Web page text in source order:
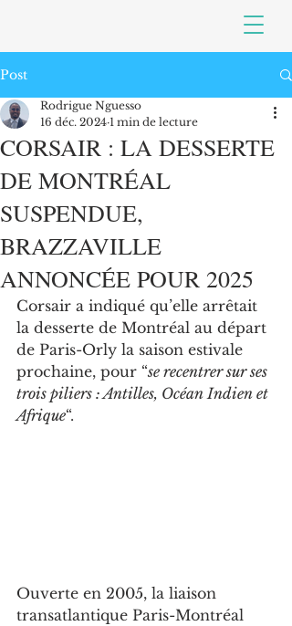
Post
CORSAIR : LA DESSERTE
DE MONTRÉAL
SUSPENDUE,
BRAZZAVILLE
ANNONCÉE POUR 2025
Rodrigue Nguesso
16 déc. 2024 1 min de lecture
Corsair a indiqué qu’elle arrêtait
la desserte de Montréal au départ
de Paris-Orly la saison estivale
prochaine, pour “se recentrer sur ses
trois piliers : Antilles, Océan Indien et
Afrique“.
Ouverte en 2005, la liaison
transatlantique Paris-Montréal